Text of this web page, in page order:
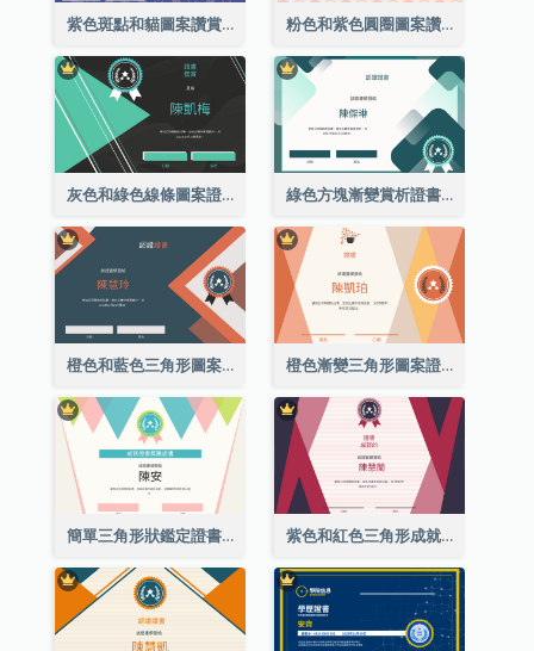
紫色斑點和貓圖案讚賞證書 粉色和紫色圓圈圖案讚賞證書
灰色和綠色線條圖案證書 綠色方塊漸變賞析證書
橙色和藍色三角形圖案證書 橙色漸變三角形圖案證書
簡單三角形狀鑑定證書 紫色和紅色三角形成就證書